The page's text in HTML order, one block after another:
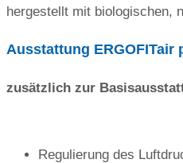
hergestellt mit biologischen,
Ausstattung ERGOFITair
zusätzlich zur
Regulierung des